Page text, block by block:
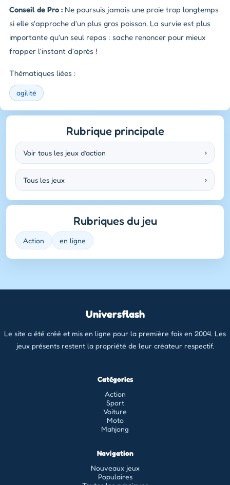
Conseil de Pro : Ne poursuis jamais une proie trop longtemps
si elle s'approche d'un plus gros poisson. La survie est plus
importante qu'un seul repas : sache renoncer pour mieux
frapper l'instant d'après !
Thématiques liées :
agilité
Rubrique principale
Voir tous les jeux d’action ›
Tous les jeux ›
Rubriques du jeu
Action en ligne
Universflash
Le site a été créé et mis en ligne pour la première fois en 2004. Les
jeux présents restent la propriété de leur créateur respectif.
Catégories
Action
Sport
Voiture
Moto
Mahjong
Navigation
Nouveaux jeux
Populaires